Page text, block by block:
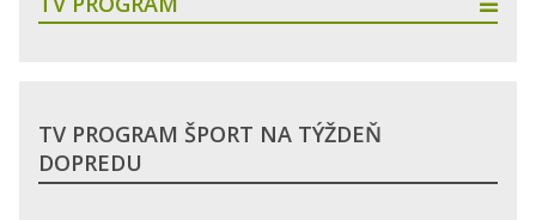
TV PROGRAM ŠPORT NA TÝŽDEŇ
DOPREDU